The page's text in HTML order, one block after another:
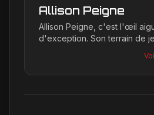
Allison Peigne
Allison Peigne, c'est l'œil
d'exception. Son terrain de
une passion contagieuse les
créations, notamment chez